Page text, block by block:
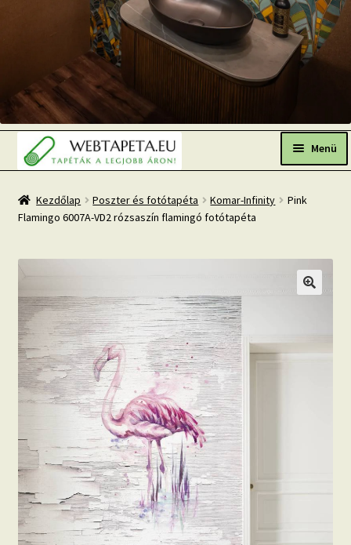
Ugrás
a
navigációhoz
Kilépés
a
tartalomba Menü
Népszerű tapéták
Mi az a fotótapéta?
Tapétázási tanácsok
Beton hatású tapéták
Kezdőlap Poszter és fotótapéta Komar-Infinity
Pink
Flamingo 6007A-VD2 rózsaszín flamingó fotótapéta